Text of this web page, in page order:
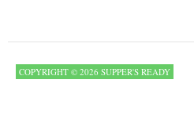
COPYRIGHT © 2026 SUPPER'S READY